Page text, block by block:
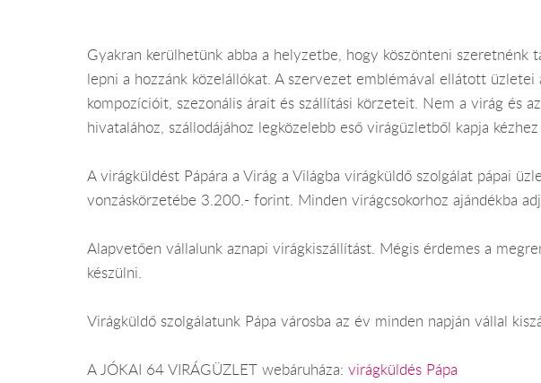
Gyakran kerülhetünk abba a helyzetbe, hogy köszönteni
lepni a hozzánk közelállókat. A szervezet emblémával ellátott
kompozícióit, szezonális árait és szállítási körzeteit. Nem a virág és
hivatalához, szállodájához legközelebb eső virágüzletből kapja
A virágküldést Pápára a Virág a Világba virágküldő szolgálat pápai
vonzáskörzetébe 3.200.- forint. Minden virágcsokorhoz ajándékba
Alapvetően vállalunk aznapi virágkiszállítást. Mégis érdemes a
készülni.
Virágküldő szolgálatunk Pápa városba az év minden napján vállal
A JÓKAI 64 VIRÁGÜZLET webáruháza: virágküldés Pápa